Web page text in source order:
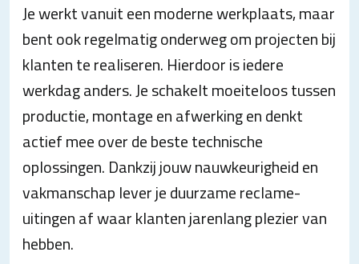
Je werkt vanuit een moderne werkplaats, maar
bent ook regelmatig onderweg om projecten bij
klanten te realiseren. Hierdoor is iedere
werkdag anders. Je schakelt moeiteloos tussen
productie, montage en afwerking en denkt
actief mee over de beste technische
oplossingen. Dankzij jouw nauwkeurigheid en
vakmanschap lever je duurzame reclame-
uitingen af waar klanten jarenlang plezier van
hebben.